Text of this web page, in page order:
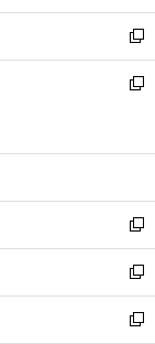
開
く
ウ
で
開
く
ン
ド
ウ
で
ウ
ィ
ン
ド
開
新
し
い
ン
ウ
で
開
く
新
ウ
ン
ド
ウ
で
開
く
新
し
い
ウ
ィ
新
し
い
新